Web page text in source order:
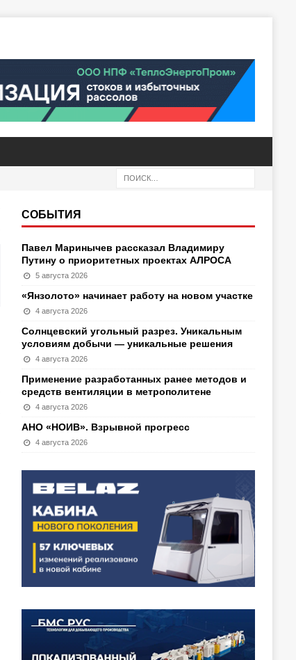
СОБЫТИЯ
Павел Маринычев рассказал Владимиру
Путину о приоритетных проектах АЛРОСА
5 августа 2026
«Янзолото» начинает работу на новом участке
4 августа 2026
Солнцевский угольный разрез. Уникальным
условиям добычи — уникальные решения
4 августа 2026
Применение разработанных ранее методов и
средств вентиляции в метрополитене
4 августа 2026
АНО «НОИВ». Взрывной прогресс
4 августа 2026